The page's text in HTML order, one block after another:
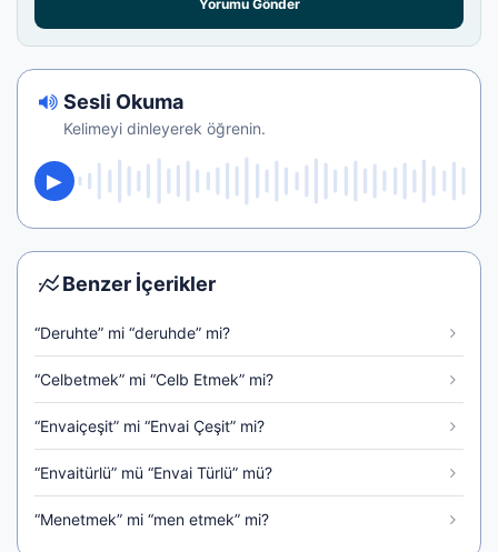
Yorumu Gönder
Sesli Okuma
Kelimeyi dinleyerek öğrenin.
Benzer İçerikler
“Deruhte” mi “deruhde” mi?
“Celbetmek” mi “Celb Etmek” mi?
“Envaiçeşit” mi “Envai Çeşit” mi?
“Envaitürlü” mü “Envai Türlü” mü?
“Menetmek” mi “men etmek” mi?